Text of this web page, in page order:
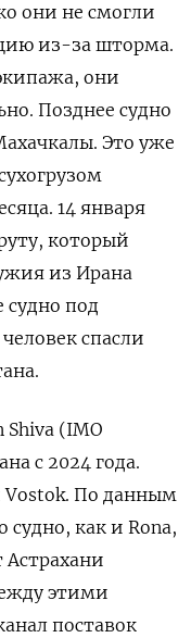
они не смогли
из-за шторма.
они
Позднее судно
Это уже
14 января
который
из Ирана
под
спасли
Shiva (IMO
с 2024 года.
Vostok. По данным
как и Rona,
Астрахани
этими
поставок